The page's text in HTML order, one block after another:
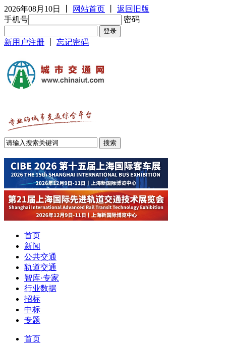
2026年08月10日 网站首页
返回旧版
手机号
密码
新用户注册 忘记密码
首页
新闻
公共交通
轨道交通
智库·专家
行业数据
招标
中标
专题
首页